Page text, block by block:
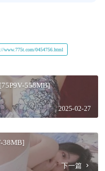
www.775t.com/0454756.html
558MB]
2025-02-27
38MB]
下一篇